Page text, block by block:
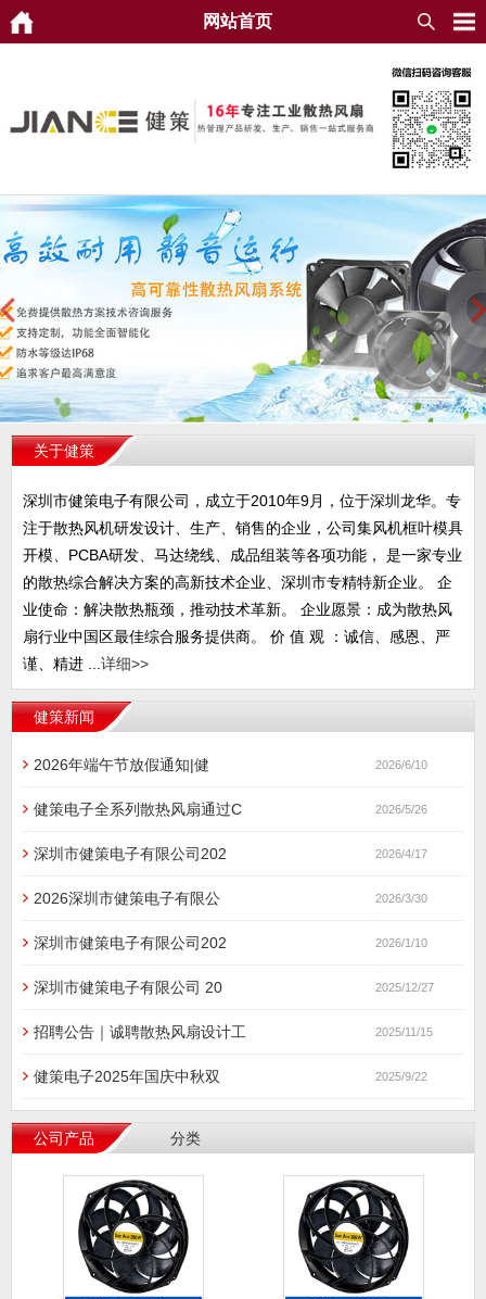
网站首页
关于健策
深圳市健策电子有限公司，成立于2010年9月，位于深圳龙华。专
注于散热风机研发设计、生产、销售的企业，公司集风机框叶模具
开模、PCBA研发、马达绕线、成品组装等各项功能， 是一家专业
的散热综合解决方案的高新技术企业、深圳市专精特新企业。 企
业使命：解决散热瓶颈，推动技术革新。 企业愿景：成为散热风
扇行业中国区最佳综合服务提供商。 价 值 观 ：诚信、感恩、严
谨、精进 ... 详细>>
健策新闻
2026年端午节放假通知|健 2026/6/10
健策电子全系列散热风扇通过C 2026/5/26
深圳市健策电子有限公司202 2026/4/17
2026深圳市健策电子有限公 2026/3/30
深圳市健策电子有限公司202 2026/1/10
深圳市健策电子有限公司 20 2025/12/27
招聘公告｜诚聘散热风扇设计工 2025/11/15
健策电子2025年国庆中秋双 2025/9/22
公司产品 分类